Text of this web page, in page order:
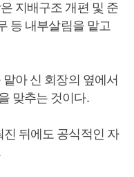
지배구조 개편 및 준
등 내부살림을 맡고
아 신 회장의 옆에서
맞추는 것이다.
뒤에도 공식적인 자